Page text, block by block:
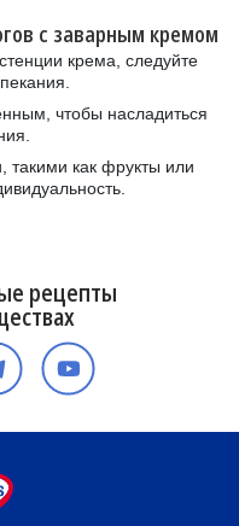
с заварным кремом
крема, следуйте
чтобы насладиться
такими как фрукты или
рецепты